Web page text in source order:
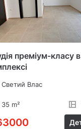
преміум-класу
Светий Влас
35 m²